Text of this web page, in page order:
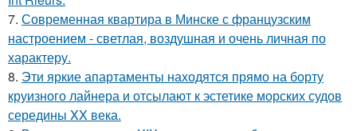
7. Современная квартира в Минске с французским
настроением - светлая, воздушная и очень личная по
характеру.
8. Эти яркие апартаменты находятся прямо на борту
круизного лайнера и отсылают к эстетике морских судов
середины XX века.